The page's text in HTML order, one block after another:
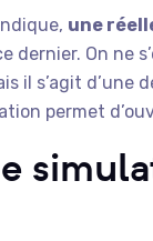
une
dernier. On ne
il s’agit d’une
permet